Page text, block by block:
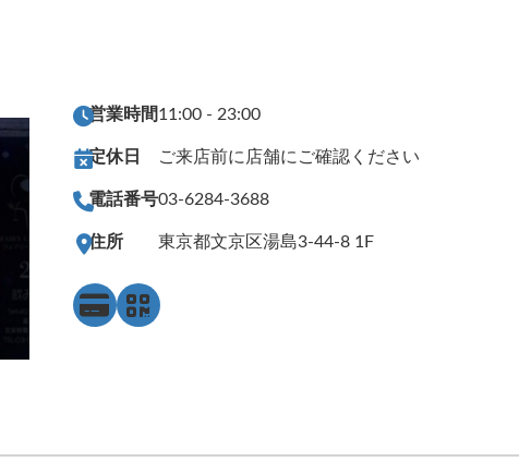
営業時間11:00 - 23:00
定休日 ご来店前に店舗にご確認ください
電話番号03-6284-3688
住所 東京都文京区湯島3-44-8 1F